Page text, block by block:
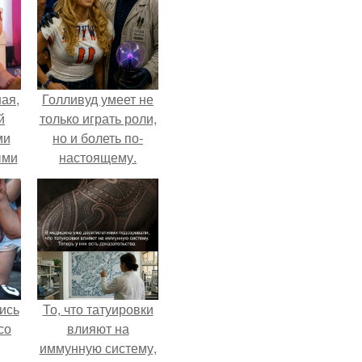
Голливуд умеет не
только играть роли,
но и болеть по-
настоящему.
То, что татуировки
влияют на
иммунную систему,